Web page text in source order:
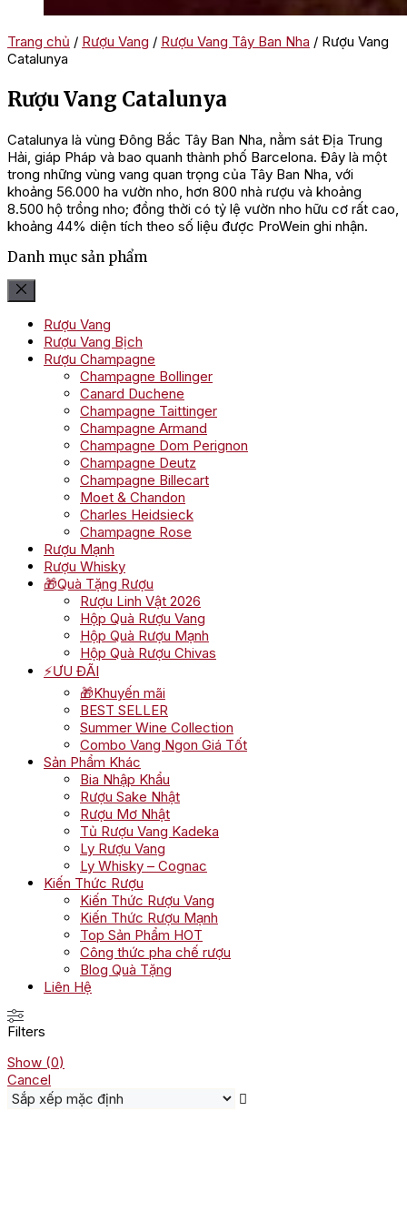
Trang chủ / Rượu Vang / Rượu Vang Tây Ban Nha / Rượu Vang
Catalunya
Rượu Vang Catalunya
Catalunya là vùng Đông Bắc Tây Ban Nha, nằm sát Địa Trung
Hải, giáp Pháp và bao quanh thành phố Barcelona. Đây là một
trong những vùng vang quan trọng của Tây Ban Nha, với
khoảng 56.000 ha vườn nho, hơn 800 nhà rượu và khoảng
8.500 hộ trồng nho; đồng thời có tỷ lệ vườn nho hữu cơ rất cao,
khoảng 44% diện tích theo số liệu được ProWein ghi nhận.
Danh mục sản phẩm
Rượu Vang
Rượu Vang Bịch
Rượu Champagne
Champagne Bollinger
Canard Duchene
Champagne Taittinger
Champagne Armand
Champagne Dom Perignon
Champagne Deutz
Champagne Billecart
Moet & Chandon
Charles Heidsieck
Champagne Rose
Rượu Mạnh
Rượu Whisky
🎁Quà Tặng Rượu
Rượu Linh Vật 2026
Hộp Quà Rượu Vang
Hộp Quà Rượu Mạnh
Hộp Quà Rượu Chivas
⚡ƯU ĐÃI
🎁Khuyến mãi
BEST SELLER
Summer Wine Collection
Combo Vang Ngon Giá Tốt
Sản Phẩm Khác
Bia Nhập Khẩu
Rượu Sake Nhật
Rượu Mơ Nhật
Tủ Rượu Vang Kadeka
Ly Rượu Vang
Ly Whisky – Cognac
Kiến Thức Rượu
Kiến Thức Rượu Vang
Kiến Thức Rượu Mạnh
Top Sản Phẩm HOT
Công thức pha chế rượu
Blog Quà Tặng
Liên Hệ
Filters
Show (0)
Cancel